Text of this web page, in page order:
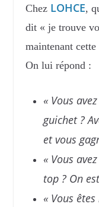
Chez LOHCE,
dit « je trouve
maintenant
On lui répond :
« Vous
guichet ?
et vous
« Vous
top ? On
« Vous